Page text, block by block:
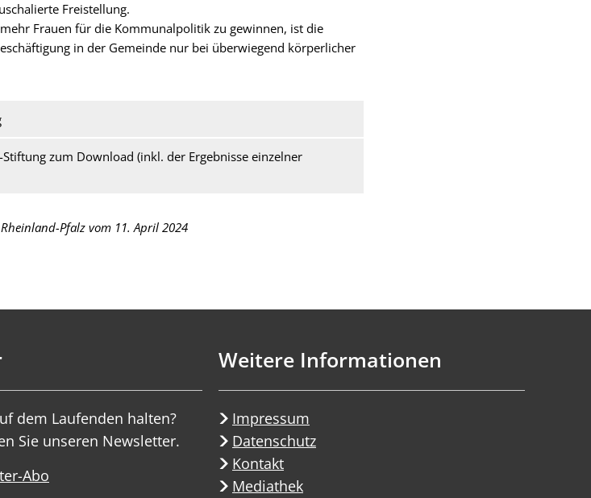
Freistellung.
Frauen für die Kommunalpolitik zu gewinnen, ist die
in der Gemeinde nur bei überwiegend körperlicher
zum Download (inkl. der Ergebnisse einzelner
Pfalz vom 11. April 2024
dem Laufenden halten?
Sie unseren Newsletter.
Abo
Weitere Informationen
Impressum
Datenschutz
Kontakt
Mediathek